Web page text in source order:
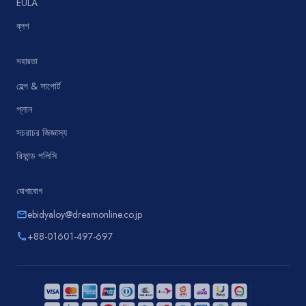
EULA
ব্লগ
সহায়তা
হেল্প & সাপোর্ট
প্লান
সচরাচর জিজ্ঞাস্য
রিফান্ড পলিসি
যোগাযোগ
emailebidyaloy@dreamonline.co.jp
phone+88-01601-497-697